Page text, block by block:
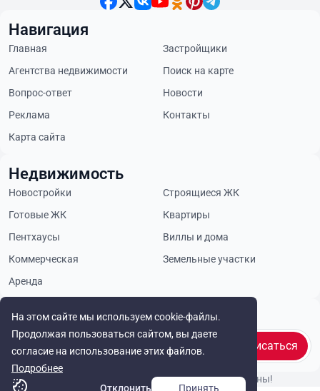
На этом сайте мы используем cookie-файлы.
Продолжая пользоваться сайтом, вы даете
согласие на использование этих файлов.
Подробнее
Отклонить
Принять
Будьте в курсе
Подписаться
Навигация
Главная
Застройщики
Агентства недвижимости
Поиск на карте
Вопрос-ответ
Новости
Реклама
Контакты
Карта сайта
Недвижимость
Новостройки
Строящиеся ЖК
Готовые ЖК
Квартиры
Пентхаусы
Виллы и дома
Коммерческая
Земельные участки
Аренда
© Cyprus Realestate 2026. Все права защищены!